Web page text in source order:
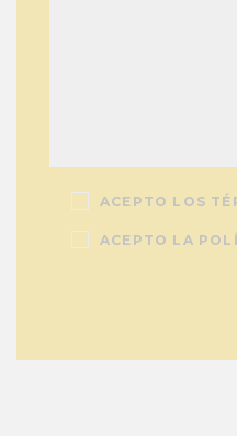
ACEPTO LOS
ACEPTO LA